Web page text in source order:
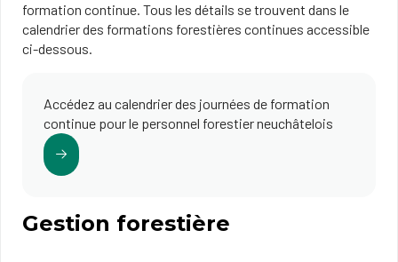
formation continue. Tous les détails se trouvent dans le
calendrier des formations forestières continues accessible
ci-dessous.
Accédez au calendrier des journées de formation
continue pour le personnel forestier neuchâtelois
Gestion forestière